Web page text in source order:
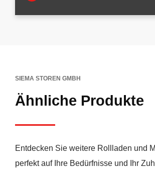
SIEMA STOREN GMBH
Ähnliche Produkte
Entdecken Sie weitere Rollladen und
perfekt auf Ihre Bedürfnisse und Ihr